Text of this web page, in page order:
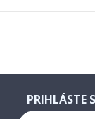
PRIHLÁSTE